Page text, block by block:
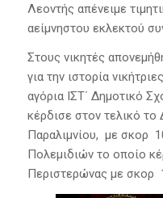
Λεοντής απένειμε
αείμνηστου εκλεκτού
Στους νικητές
για την ιστορία
αγόρια ΙΣΤ΄ Δημοτικό
κέρδισε στον τελικό το
Παραλιμνίου, με σκορ
Πολεμιδιών το οποίο
Περιστερώνας με σκορ